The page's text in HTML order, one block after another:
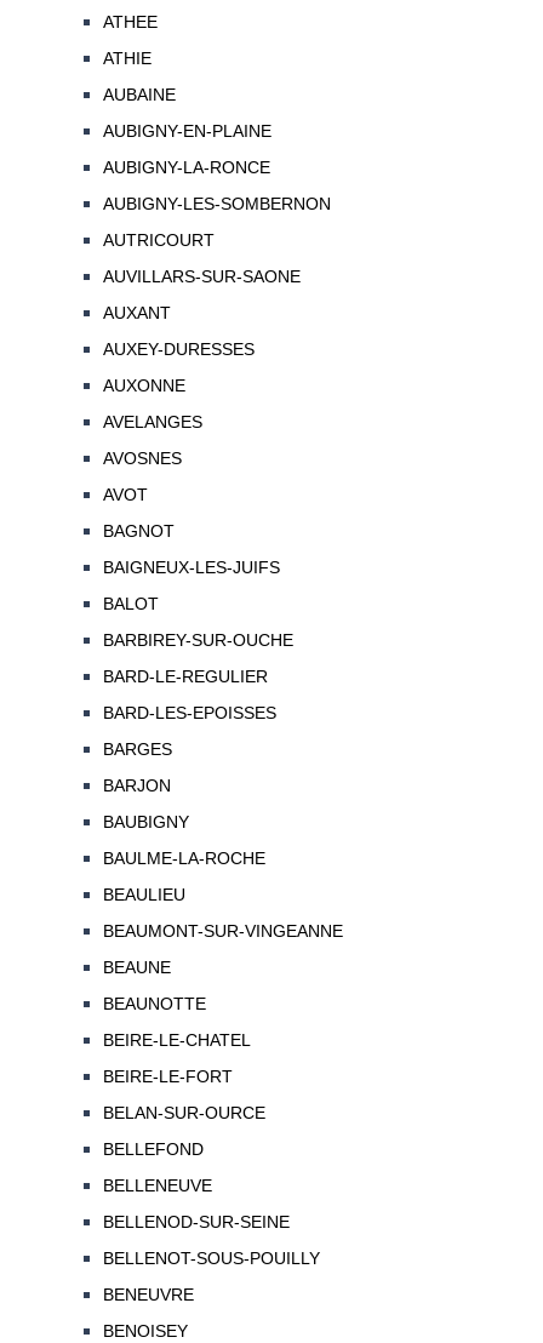
ATHEE
ATHIE
AUBAINE
AUBIGNY-EN-PLAINE
AUBIGNY-LA-RONCE
AUBIGNY-LES-SOMBERNON
AUTRICOURT
AUVILLARS-SUR-SAONE
AUXANT
AUXEY-DURESSES
AUXONNE
AVELANGES
AVOSNES
AVOT
BAGNOT
BAIGNEUX-LES-JUIFS
BALOT
BARBIREY-SUR-OUCHE
BARD-LE-REGULIER
BARD-LES-EPOISSES
BARGES
BARJON
BAUBIGNY
BAULME-LA-ROCHE
BEAULIEU
BEAUMONT-SUR-VINGEANNE
BEAUNE
BEAUNOTTE
BEIRE-LE-CHATEL
BEIRE-LE-FORT
BELAN-SUR-OURCE
BELLEFOND
BELLENEUVE
BELLENOD-SUR-SEINE
BELLENOT-SOUS-POUILLY
BENEUVRE
BENOISEY